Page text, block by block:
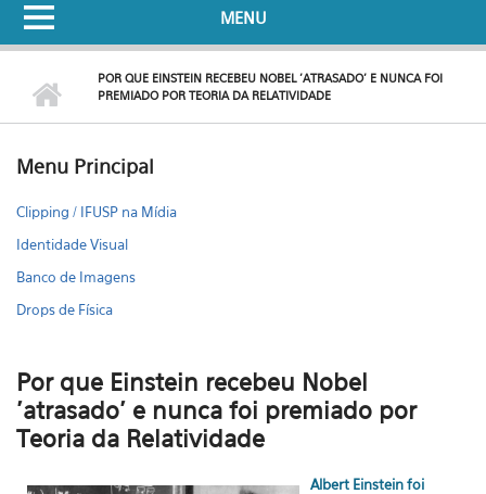
MENU
POR QUE EINSTEIN RECEBEU NOBEL 'ATRASADO' E NUNCA FOI
PREMIADO POR TEORIA DA RELATIVIDADE
Menu Principal
Clipping / IFUSP na Mídia
Identidade Visual
Banco de Imagens
Drops de Física
Por que Einstein recebeu Nobel
'atrasado' e nunca foi premiado por
Teoria da Relatividade
Albert Einstein foi